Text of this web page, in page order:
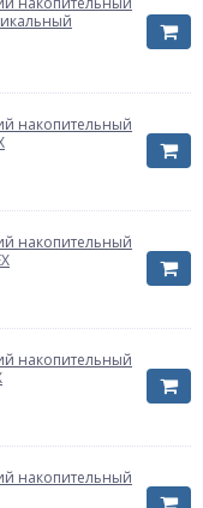
накопительный
накопительный
накопительный
накопительный